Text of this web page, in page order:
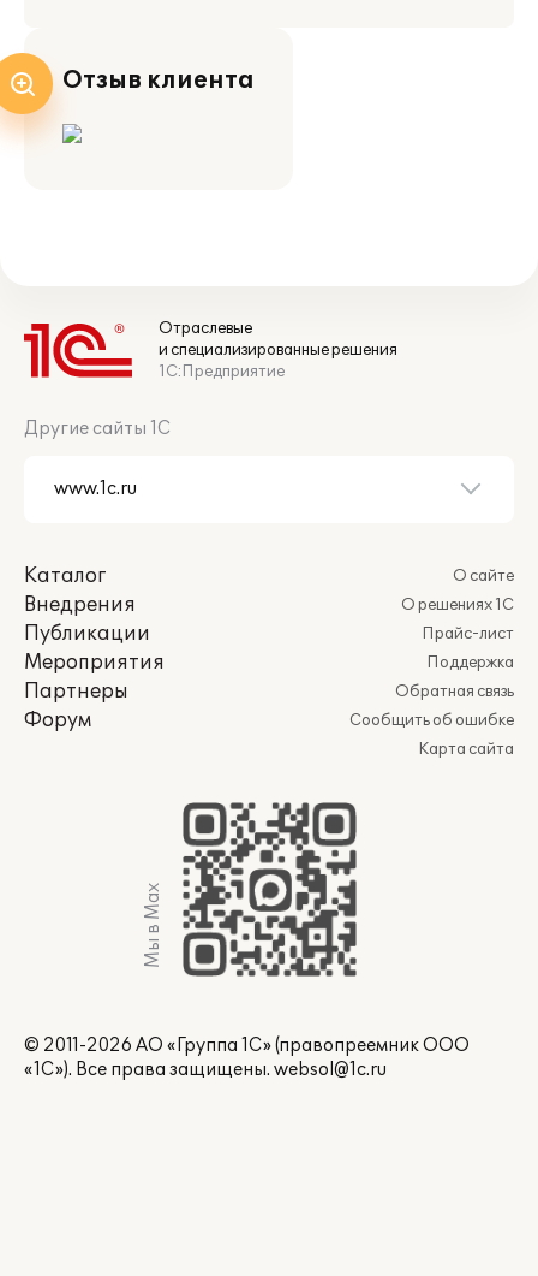
Отзыв клиента
Отраслевые
и специализированные решения
1С:Предприятие
Другие сайты 1С
Каталог
Внедрения
Публикации
Мероприятия
Партнеры
Форум
О сайте
О решениях 1С
Прайс-лист
Поддержка
Обратная связь
Сообщить об ошибке
Карта сайта
Мы в Max
© 2011-2026 АО «Группа 1С» (правопреемник ООО
«1С»). Все права защищены. websol@1c.ru